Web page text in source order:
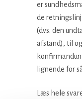
er
de
(dvs. den
afstand), til
lignende for
Læs hele